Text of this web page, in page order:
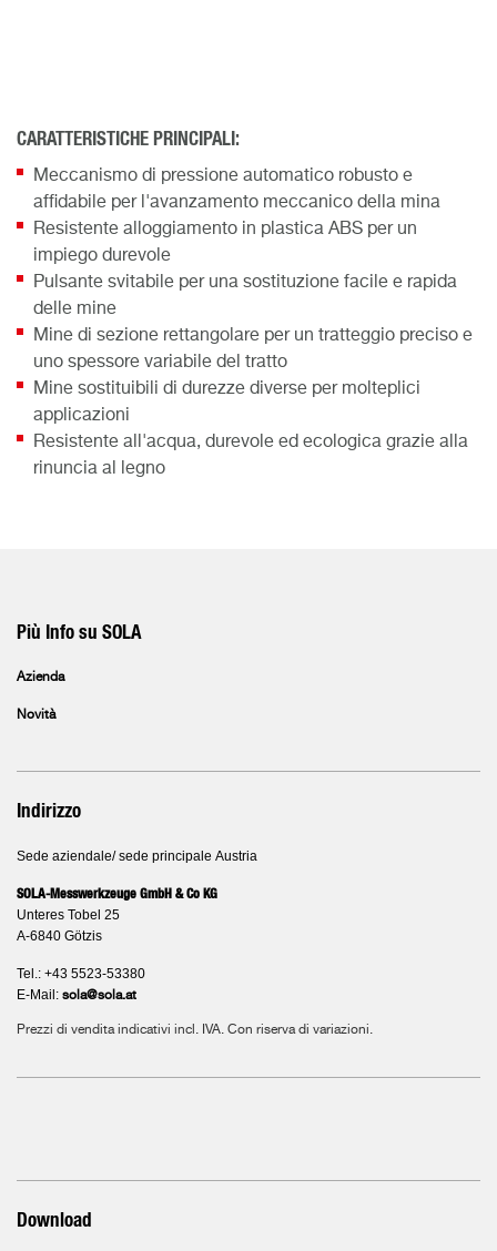
CARATTERISTICHE PRINCIPALI:
Meccanismo di pressione automatico robusto e
affidabile per l'avanzamento meccanico della mina
Resistente alloggiamento in plastica ABS per un
impiego durevole
Pulsante svitabile per una sostituzione facile e rapida
delle mine
Mine di sezione rettangolare per un tratteggio preciso e
uno spessore variabile del tratto
Mine sostituibili di durezze diverse per molteplici
applicazioni
Resistente all'acqua, durevole ed ecologica grazie alla
rinuncia al legno
Più Info su SOLA
Azienda
Novità
Indirizzo
Sede aziendale/ sede principale Austria
SOLA-Messwerkzeuge GmbH & Co KG
Unteres Tobel 25
A-6840 Götzis
Tel.: +43 5523-53380
E-Mail: sola@sola.at
Prezzi di vendita indicativi incl. IVA. Con riserva di variazioni.
Download